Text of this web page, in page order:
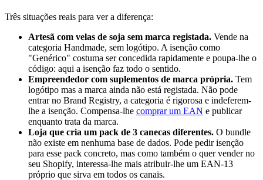
Três situações reais para ver a diferença:
Artesã com velas de soja sem marca registada. Vende na
categoria Handmade, sem logótipo. A isenção como
"Genérico" costuma ser concedida rapidamente e poupa-lhe o
código: aqui a isenção faz todo o sentido.
Empreendedor com suplementos de marca própria. Tem
logótipo mas a marca ainda não está registada. Não pode
entrar no Brand Registry, a categoria é rigorosa e indeferem-
lhe a isenção. Compensa-lhe comprar um EAN e publicar
enquanto trata da marca.
Loja que cria um pack de 3 canecas diferentes. O bundle
não existe em nenhuma base de dados. Pode pedir isenção
para esse pack concreto, mas como também o quer vender no
seu Shopify, interessa-lhe mais atribuir-lhe um EAN-13
próprio que sirva em todos os canais.